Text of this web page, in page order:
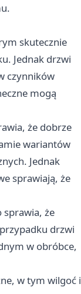
skutecznie
Jednak drzwi
czynników
mogą
że dobrze
wariantów
Jednak
sprawiają, że
sprawia, że
drzwi
w obróbce,
w tym wilgoć i